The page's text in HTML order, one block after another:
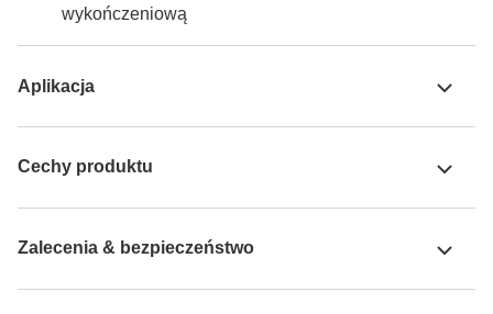
wykończeniową
Aplikacja
Cechy produktu
Zalecenia & bezpieczeństwo